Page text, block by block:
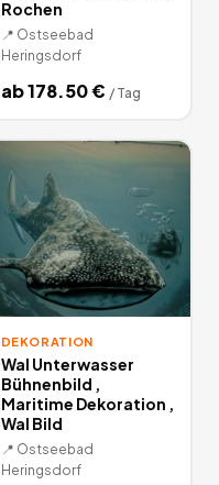
Rochen
📍 Ostseebad
Heringsdorf
ab178.50€ / Tag
DEKORATION
Wal Unterwasser
Bühnenbild ,
Maritime Dekoration ,
Wal Bild
📍 Ostseebad
Heringsdorf